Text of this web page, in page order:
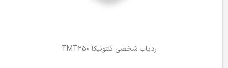
ردیاب شخصی تلتونیکا TMT250